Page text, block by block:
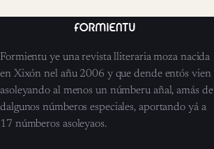
Formientu ye una revista lliteraria moza nacida
en Xixón nel añu 2006 y que dende entós vien
asoleyando al menos un númberu añal, amás de
dalgunos númberos especiales, aportando yá a
17 númberos asoleyaos.